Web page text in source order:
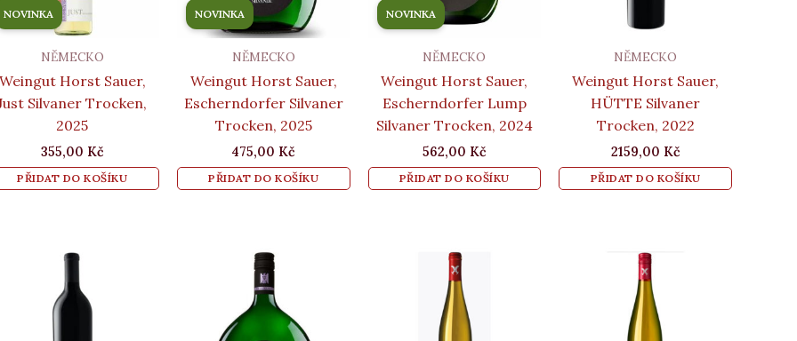
NOVINKA
NĚMECKO
Weingut Horst Sauer,
Silvaner Trocken,
2025
355,00 Kč
PŘIDAT DO KOŠÍKU
NOVINKA
NĚMECKO
Weingut Horst Sauer,
Escherndorfer Silvaner
Trocken, 2025
475,00 Kč
PŘIDAT DO KOŠÍKU
NOVINKA
NĚMECKO
Weingut Horst Sauer,
Escherndorfer Lump
Silvaner Trocken, 2024
562,00 Kč
PŘIDAT DO KOŠÍKU
NĚMECKO
Weingut Horst Sauer,
HÜTTE Silvaner
Trocken, 2022
2159,00 Kč
PŘIDAT DO KOŠÍKU